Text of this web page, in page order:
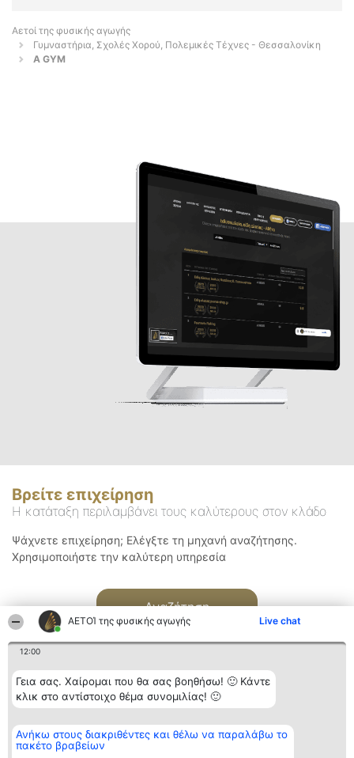
ΑΕΤΟΊ της φυσικής αγωγής Live chat
12:00
Γεια σας. Χαίρομαι που θα σας βοηθήσω! 🙂 Κάντε
κλικ στο αντίστοιχο θέμα συνομιλίας! 🙂
Ανήκω στους διακριθέντες και θέλω να παραλάβω το
πακέτο βραβείων
Αετοί της φυσικής αγωγής
Γυμναστήρια, Σχολές Χορού, Πολεμικές Τέχνες - Θεσσαλονίκη
A GYM
Βρείτε επιχείρηση
Η κατάταξη περιλαμβάνει τους καλύτερους στον κλάδο
Ψάχνετε επιχείρηση; Ελέγξτε τη μηχανή αναζήτησης.
Χρησιμοποιήστε την καλύτερη υπηρεσία
Αναζήτηση
Διοργανωτής της
κατάταξης
BEAUTIFUL COMPANY
Κατάταξη
Διακριθέντες
Επικοινωνία
Επικοινωνία